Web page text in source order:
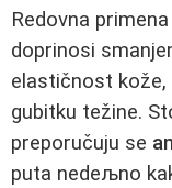
Redovna primena
doprinosi
elastičnost
gubitku težine.
preporučuju se
puta nedeљno